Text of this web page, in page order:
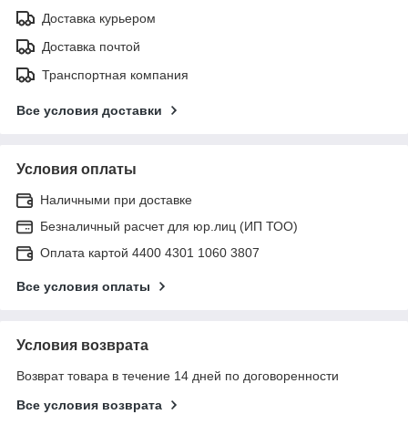
Доставка курьером
Доставка почтой
Транспортная компания
Все условия доставки
Условия оплаты
Наличными при доставке
Безналичный расчет для юр.лиц (ИП ТОО)
Оплата картой 4400 4301 1060 3807
Все условия оплаты
Условия возврата
Возврат товара в течение 14 дней по договоренности
Все условия возврата